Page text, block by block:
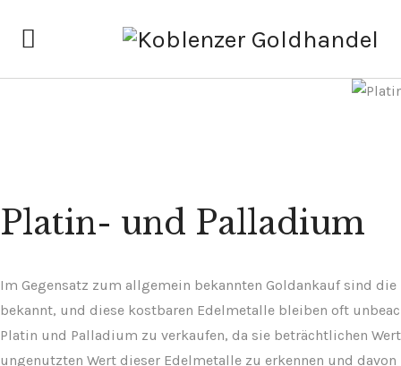
WIR KAUFEN AN
Platin- und Palladium
Im Gegensatz zum allgemein bekannten Goldankauf sind
bekannt, und diese kostbaren Edelmetalle bleiben oft
Platin und Palladium zu verkaufen, da sie beträchtlichen
ungenutzten Wert dieser Edelmetalle zu erkennen und